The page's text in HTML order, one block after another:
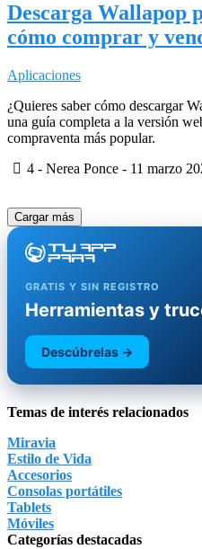
Descarga Wallapop
cómo comprar y
Aplicaciones
¿Quieres saber cómo descargar
una guía completa a la versión
compraventa más popular.
4 - Nerea Ponce - 11 marzo
Cargar más
GRATIS Y SIN REGISTRO
Herramientas y
Descúbrelas →
Temas de interés relacionados
Miravia
Estilo de Vida
Accesorios
Consolas portátiles
Tablets
Móviles
Categorías destacadas